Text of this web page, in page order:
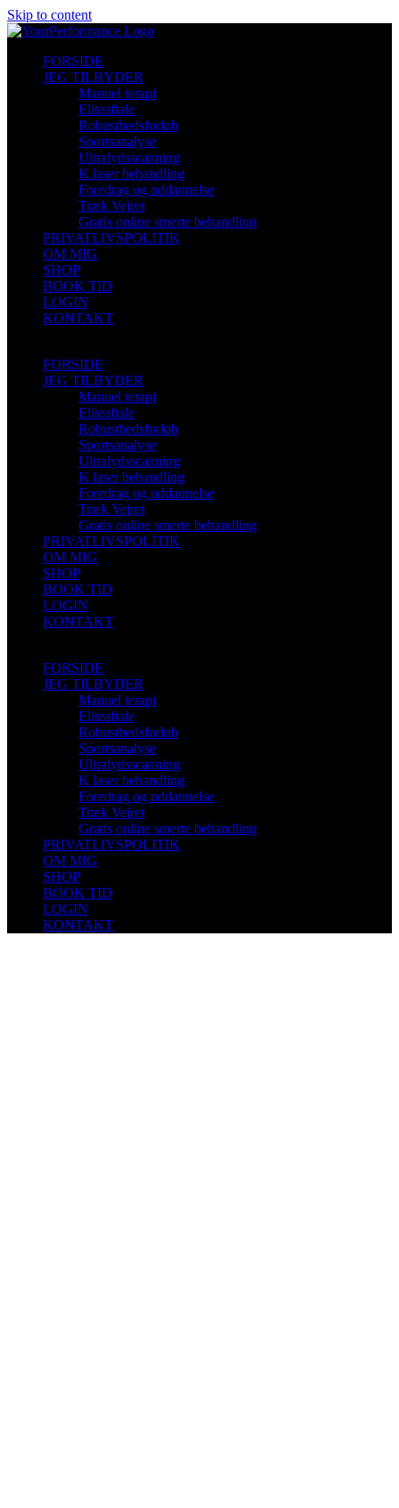
Skip to content
FORSIDE
JEG TILBYDER
Manuel terapi
Eliteaftale
Robusthedsforløb
Sportsanalyse
Ultralydsscanning
K laser behandling
Foredrag og uddannelse
Træk Vejret
Gratis online smerte behandling
PRIVATLIVSPOLITIK
OM MIG
SHOP
BOOK TID
LOGIN
KONTAKT
FORSIDE
JEG TILBYDER
Manuel terapi
Eliteaftale
Robusthedsforløb
Sportsanalyse
Ultralydsscanning
K laser behandling
Foredrag og uddannelse
Træk Vejret
Gratis online smerte behandling
PRIVATLIVSPOLITIK
OM MIG
SHOP
BOOK TID
LOGIN
KONTAKT
FORSIDE
JEG TILBYDER
Manuel terapi
Eliteaftale
Robusthedsforløb
Sportsanalyse
Ultralydsscanning
K laser behandling
Foredrag og uddannelse
Træk Vejret
Gratis online smerte behandling
PRIVATLIVSPOLITIK
OM MIG
SHOP
BOOK TID
LOGIN
KONTAKT